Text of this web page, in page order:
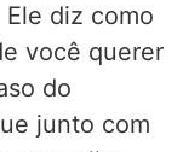
Ele diz como
você querer
do
junto com